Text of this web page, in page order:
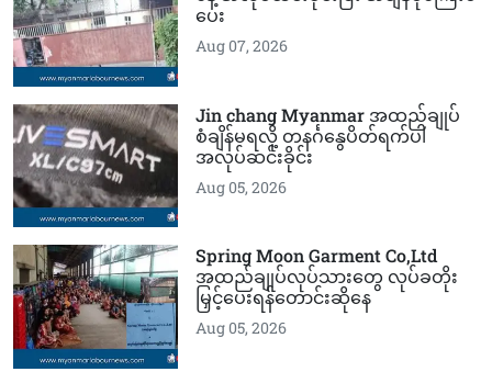
ပေး
Aug 07, 2026
Jin chang Myanmar အထည်ချုပ်
စံချိန်မရလို့ တနင်္ဂနွေပိတ်ရက်ပါ
အလုပ်ဆင်းခိုင်း
Aug 05, 2026
Spring Moon Garment Co,Ltd
အထည်ချုပ်လုပ်သားတွေ လုပ်ခတိုး
မြှင့်ပေးရန်တောင်းဆိုနေ
Aug 05, 2026